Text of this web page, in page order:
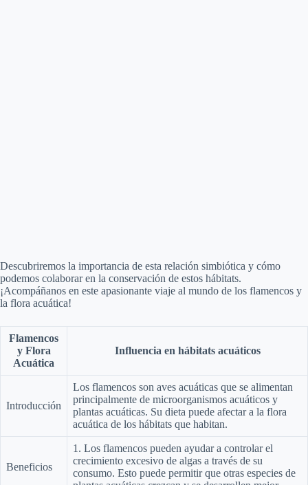
Descubriremos la importancia de esta relación simbiótica y cómo
podemos colaborar en la conservación de estos hábitats.
¡Acompáñanos en este apasionante viaje al mundo de los flamencos y
la flora acuática!
Flamencos
y Flora
Acuática
Influencia en hábitats acuáticos
Introducción
Los flamencos son aves acuáticas que se alimentan
principalmente de microorganismos acuáticos y
plantas acuáticas. Su dieta puede afectar a la flora
acuática de los hábitats que habitan.
Beneficios
1. Los flamencos pueden ayudar a controlar el
crecimiento excesivo de algas a través de su
consumo. Esto puede permitir que otras especies de